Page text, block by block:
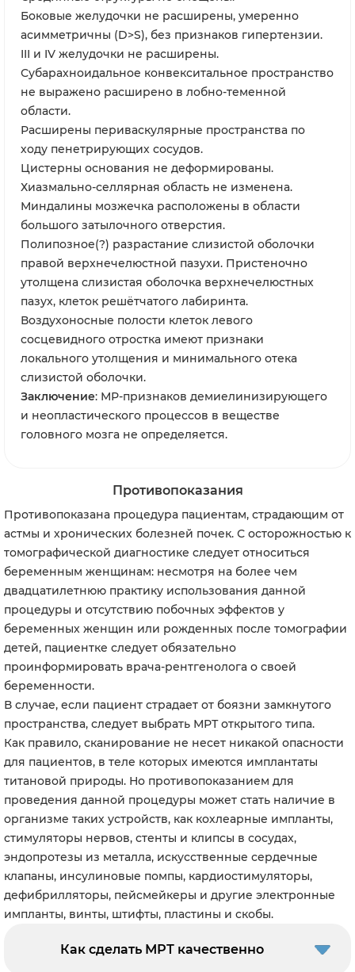
Боковые желудочки не расширены, умеренно
асимметричны (D>S), без признаков гипертензии.
III и IV желудочки не расширены.
Субарахноидальное конвекситальное пространство
не выражено расширено в лобно-теменной
области.
Расширены периваскулярные пространства по
ходу пенетрирующих сосудов.
Цистерны основания не деформированы.
Хиазмально-селлярная область не изменена.
Миндалины мозжечка расположены в области
большого затылочного отверстия.
Полипозное(?) разрастание слизистой оболочки
правой верхнечелюстной пазухи. Пристеночно
утолщена слизистая оболочка верхнечелюстных
пазух, клеток решётчатого лабиринта.
Воздухоносные полости клеток левого
сосцевидного отростка имеют признаки
локального утолщения и минимального отека
слизистой оболочки.
Заключение: МР-признаков демиелинизирующего
и неопластического процессов в веществе
головного мозга не определяется.
Противопоказания
Противопоказана процедура пациентам, страдающим от
астмы и хронических болезней почек. С осторожностью к
томографической диагностике следует относиться
беременным женщинам: несмотря на более чем
двадцатилетнюю практику использования данной
процедуры и отсутствию побочных эффектов у
беременных женщин или рожденных после томографии
детей, пациентке следует обязательно
проинформировать врача-рентгенолога о своей
беременности.
В случае, если пациент страдает от боязни замкнутого
пространства, следует выбрать МРТ открытого типа.
Как правило, сканирование не несет никакой опасности
для пациентов, в теле которых имеются имплантаты
титановой природы. Но противопоказанием для
проведения данной процедуры может стать наличие в
организме таких устройств, как кохлеарные импланты,
стимуляторы нервов, стенты и клипсы в сосудах,
эндопротезы из металла, искусственные сердечные
клапаны, инсулиновые помпы, кардиостимуляторы,
дефибрилляторы, пейсмейкеры и другие электронные
импланты, винты, штифты, пластины и скобы.
Как сделать МРТ качественно